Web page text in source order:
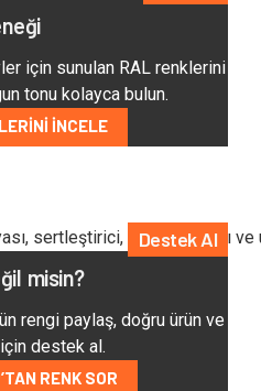
için sunulan RAL renklerini
tonu kolayca bulun.
İNCELE
Destek Al
misin?
rengi paylaş, doğru ürün ve
destek al.
RENK SOR